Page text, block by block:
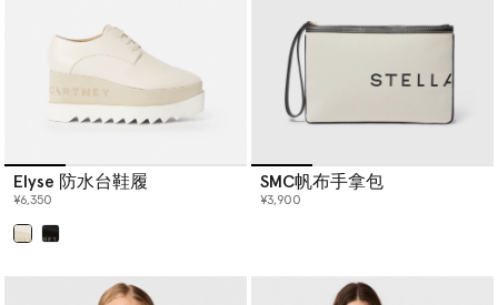
Elyse 防水台鞋履
¥6,350
SMC帆布手拿包
¥3,900